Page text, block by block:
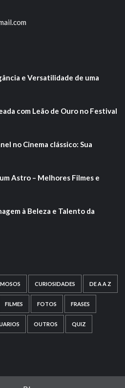
e Versatilidade de uma
com Leão de Ouro no Festival
no Cinema clássico: Sua
Astro – Melhores Filmes e
à Beleza e Talento da
CURIOSIDADES DE A A Z
FILMES FOTOS FRASES
OUTROS QUIZ